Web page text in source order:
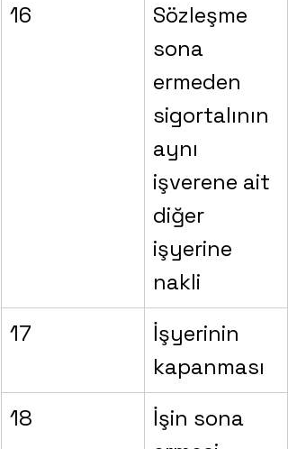
16
Sözleşme
sona
ermeden
sigortalının
aynı
işverene ait
diğer
işyerine
nakli
17
İşyerinin
kapanması
18
İşin sona